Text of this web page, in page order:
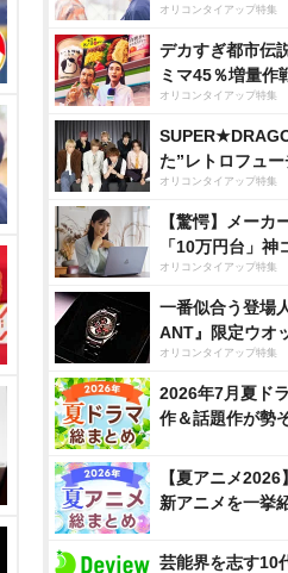
オリコンタイアップ特集
デカすぎ都市伝
ミマ45％増量作
オリコンタイアップ特集
た”レトロフュー
オリコンタイアップ特集
【驚愕】メーカ
「10万円台」神
オリコンタイアップ特集
一番似合う登場
ANT』限定ウオ
オリコンタイアップ特集
2026年7月夏ド
作＆話題作が勢
【夏アニメ
新アニメを一挙
芸能界を志す10